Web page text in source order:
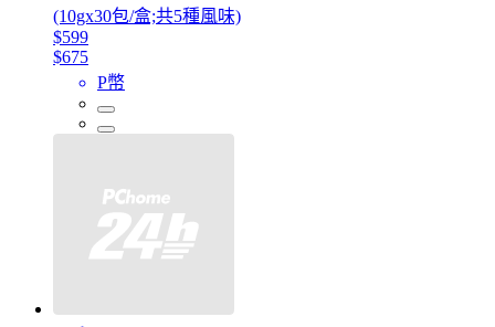
(10gx30包/盒;共5種風味)
$599
$675
P幣